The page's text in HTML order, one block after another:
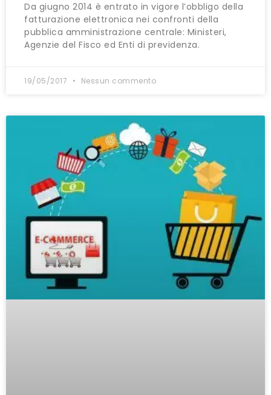
Da giugno 2014 è entrato in vigore l’obbligo della
fatturazione elettronica nei confronti della
pubblica amministrazione centrale: Ministeri,
Agenzie del Fisco ed Enti di previdenza.
19/05/2017 Nessun commento